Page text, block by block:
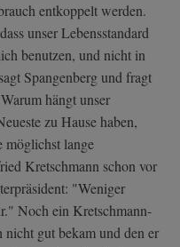
entkoppelt werden.
unser Lebensstandard
benutzen, und nicht in
Spangenberg und fragt
hängt unser
zu Hause haben,
möglichst lange
Kretschmann schon vor
"Weniger
Noch ein Kretschmann-
nicht gut bekam und den er